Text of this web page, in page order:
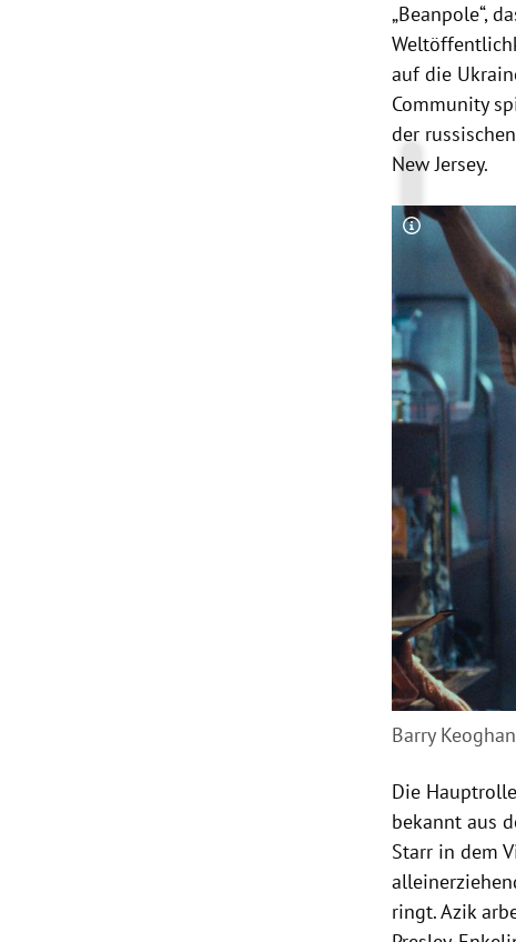
„Beanpole“,
auf die
Community
der
New Jersey.
Copyright-
Barry
Die
bekannt aus
Starr in dem
ringt. Azik